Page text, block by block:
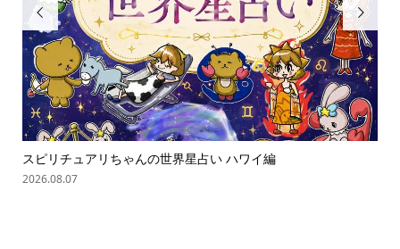

スピリチュアリちゃんの世界星占い ハワイ編
2026.08.07
